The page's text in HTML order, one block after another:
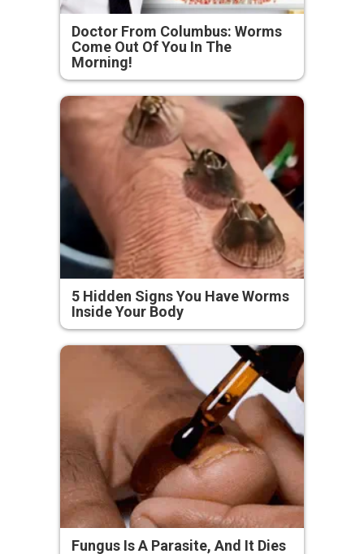
Doctor From Columbus: Worms
Come Out Of You In The
Morning!
5 Hidden Signs You Have Worms
Inside Your Body
Fungus Is A Parasite, And It Dies